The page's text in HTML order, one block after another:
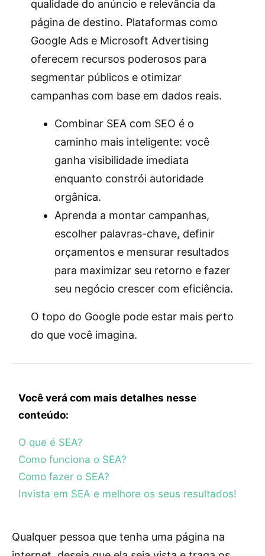
qualidade do anúncio e relevância da
página de destino. Plataformas como
Google Ads e Microsoft Advertising
oferecem recursos poderosos para
segmentar públicos e otimizar
campanhas com base em dados reais.
Combinar SEA com SEO é o
caminho mais inteligente: você
ganha visibilidade imediata
enquanto constrói autoridade
orgânica.
Aprenda a montar campanhas,
escolher palavras-chave, definir
orçamentos e mensurar resultados
para maximizar seu retorno e fazer
seu negócio crescer com eficiência.
O topo do Google pode estar mais perto
do que você imagina.
Você verá com mais detalhes nesse
conteúdo:
O que é SEA?
Como funciona o SEA?
Como fazer o SEA?
Invista em SEA e melhore os seus resultados!
Qualquer pessoa que tenha uma página na